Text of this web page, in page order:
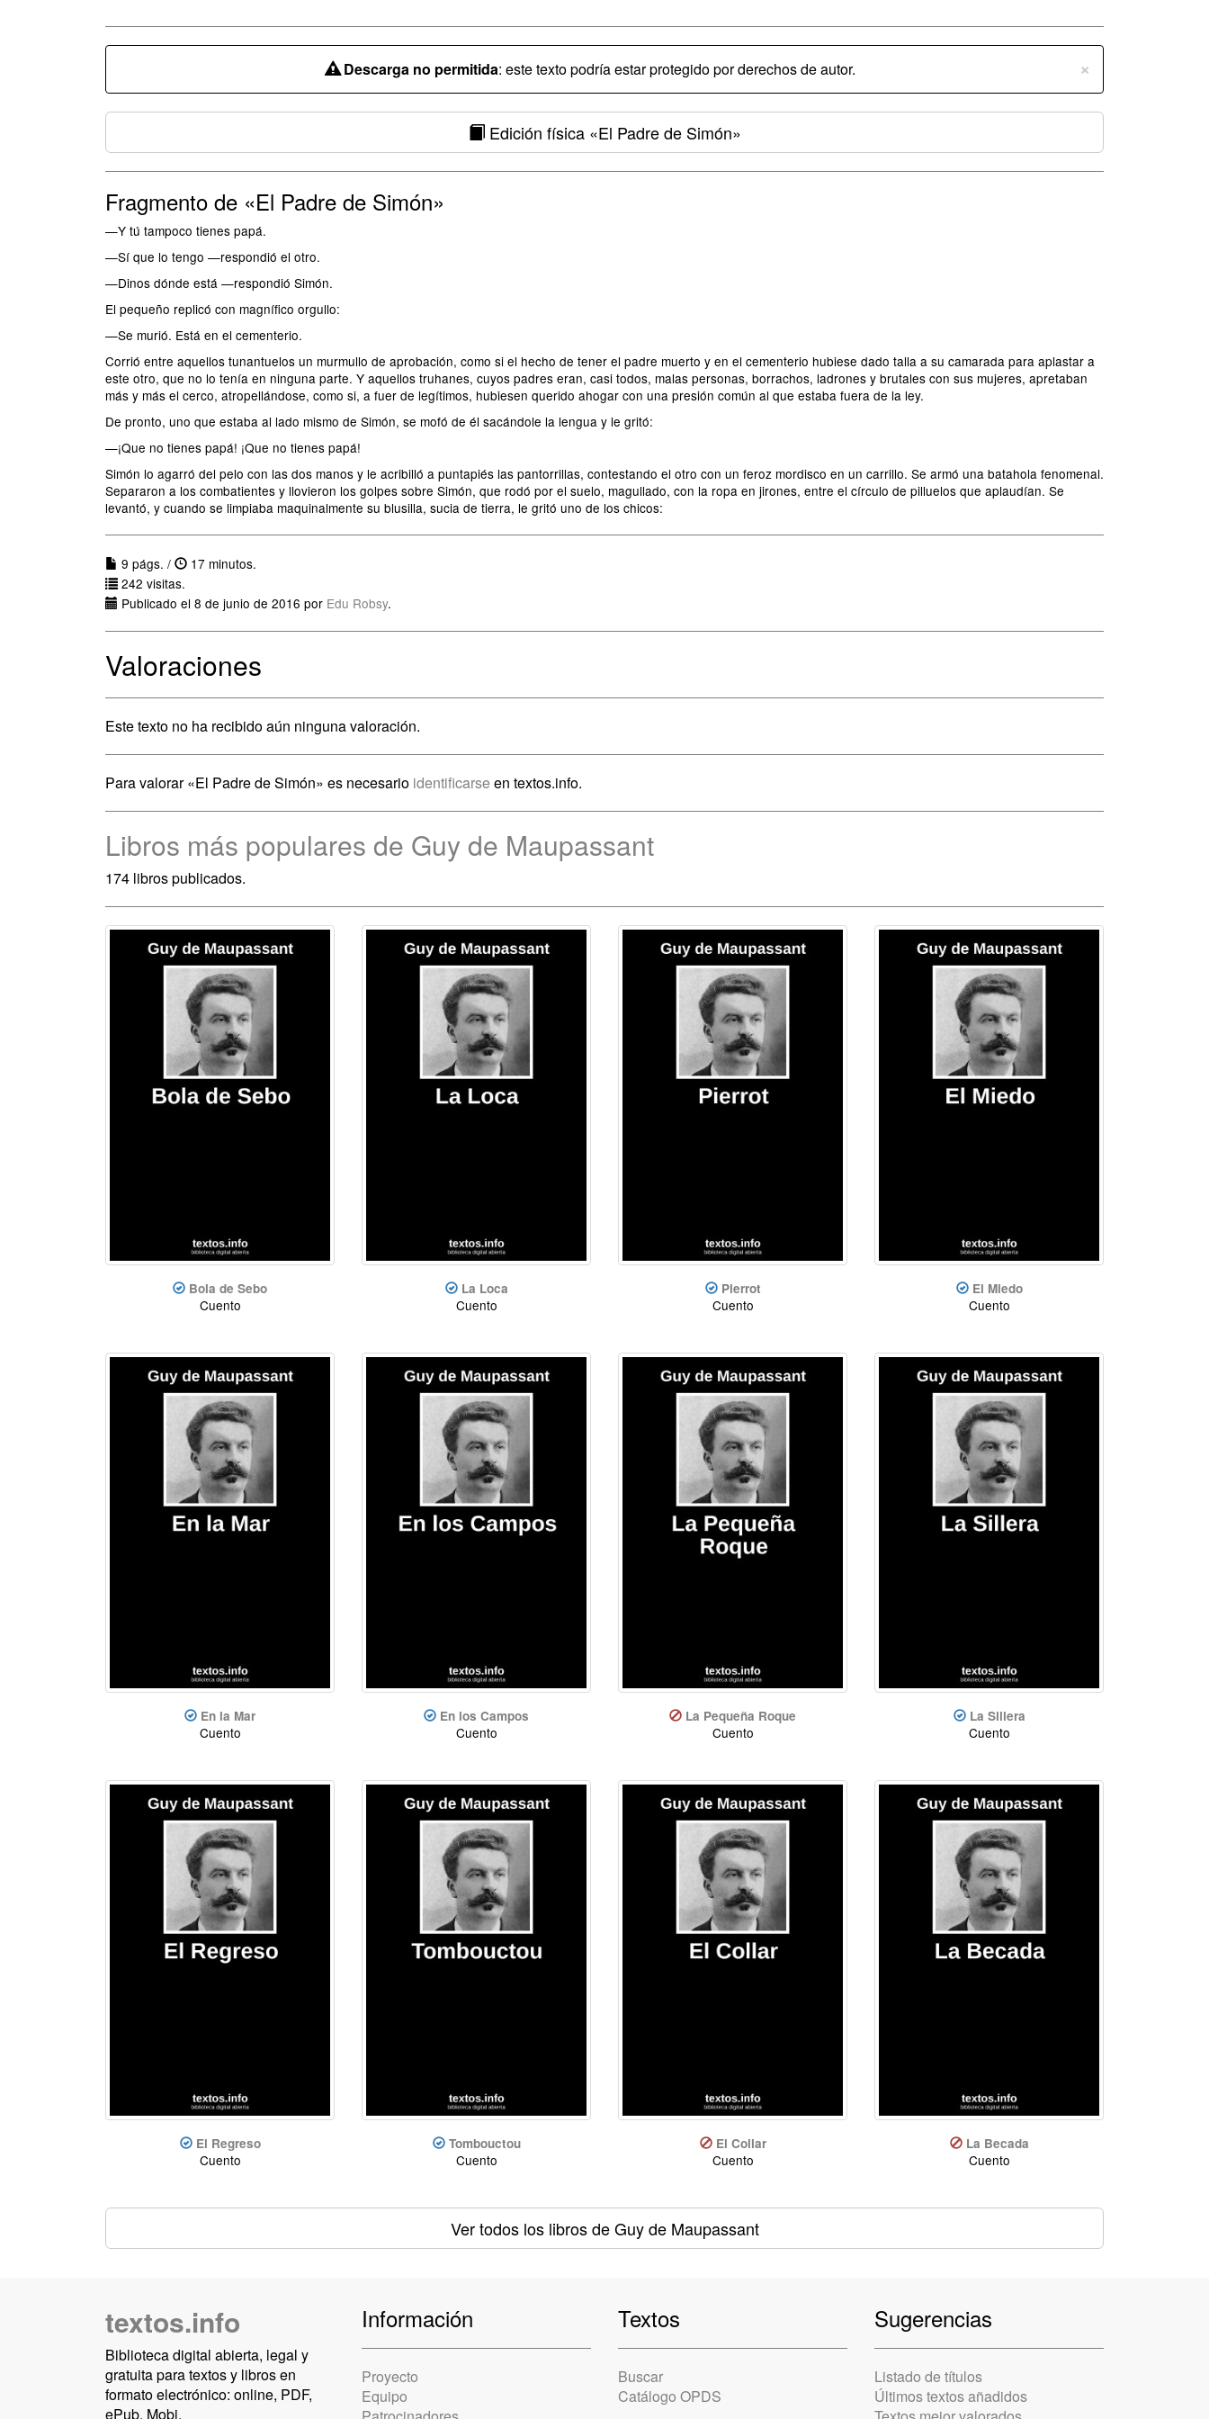
×
Descarga no permitida: este texto podría estar protegido por derechos de autor.
Edición física«El Padre de Simón»
Fragmento de «El Padre de Simón»
—Y tú tampoco tienes papá.
—Sí que lo tengo —respondió el otro.
—Dinos dónde está —respondió Simón.
El pequeño replicó con magnífico orgullo:
—Se murió. Está en el cementerio.
Corrió entre aquellos tunantuelos un murmullo de aprobación, como si el hecho de tener el padre muerto y en el cementerio hubiese dado talla a su camarada para aplastar a
este otro, que no lo tenía en ninguna parte. Y aquellos truhanes, cuyos padres eran, casi todos, malas personas, borrachos, ladrones y brutales con sus mujeres, apretaban
más y más el cerco, atropellándose, como si, a fuer de legítimos, hubiesen querido ahogar con una presión común al que estaba fuera de la ley.
De pronto, uno que estaba al lado mismo de Simón, se mofó de él sacándole la lengua y le gritó:
—¡Que no tienes papá! ¡Que no tienes papá!
Simón lo agarró del pelo con las dos manos y le acribilló a puntapiés las pantorrillas, contestando el otro con un feroz mordisco en un carrillo. Se armó una batahola fenomenal.
Separaron a los combatientes y llovieron los golpes sobre Simón, que rodó por el suelo, magullado, con la ropa en jirones, entre el círculo de pilluelos que aplaudían. Se
levantó, y cuando se limpiaba maquinalmente su blusilla, sucia de tierra, le gritó uno de los chicos:
9 págs. /
17 minutos.
242 visitas.
Publicado el 8 de junio de 2016 por Edu Robsy.
Valoraciones
Este texto no ha recibido aún ninguna valoración.
Para valorar «El Padre de Simón» es necesario identificarse en textos.info.
Libros más populares de Guy de Maupassant
174 libros publicados.
Bola de Sebo
Cuento
La Loca
Cuento
Pierrot
Cuento
El Miedo
Cuento
En la Mar
Cuento
En los Campos
Cuento
La Pequeña Roque
Cuento
La Sillera
Cuento
El Regreso
Cuento
Tombouctou
Cuento
El Collar
Cuento
La Becada
Cuento
Ver todos los librosde Guy de Maupassant
textos.info
Biblioteca digital abierta, legal y
gratuita para textos y libros en
formato electrónico: online, PDF,
ePub, Mobi.
Información
Proyecto
Equipo
Textos
Buscar
Catálogo OPDS
Sugerencias
Listado de títulos
Últimos textos añadidos